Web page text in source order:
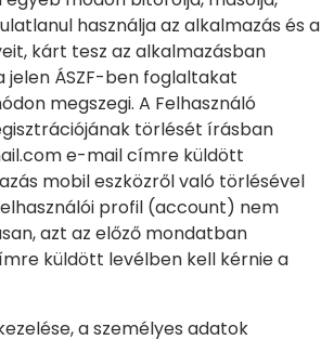
használja az alkalmazás és a
kárt tesz az alkalmazásban
jelen ÁSZF-ben foglaltakat
megszegi. A Felhasználó
törlését írásban
e-mail címre küldött
mobil eszközről való törlésével
profil (account) nem
azt az előző mondatban
küldött levélben kell kérnie a
a személyes adatok